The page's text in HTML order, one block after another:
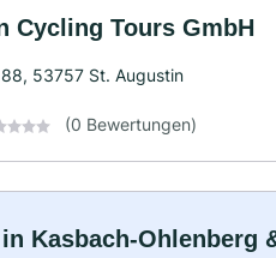
Cycling Tours GmbH
88, 53757 St. Augustin
(0 Bewertungen)
Kasbach-Ohlenberg